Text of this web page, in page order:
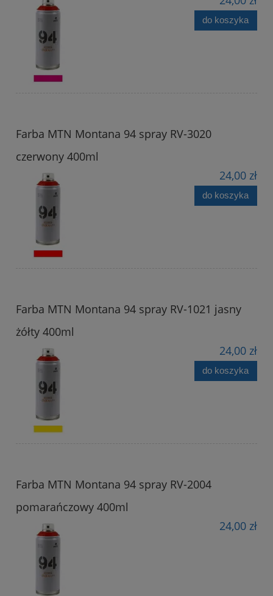
do koszyka
Farba MTN Montana 94 spray RV-3020
czerwony 400ml
24,00 zł
do koszyka
Farba MTN Montana 94 spray RV-1021 jasny
żółty 400ml
24,00 zł
do koszyka
Farba MTN Montana 94 spray RV-2004
pomarańczowy 400ml
24,00 zł